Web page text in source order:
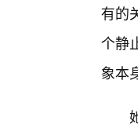
有的
个静
象本